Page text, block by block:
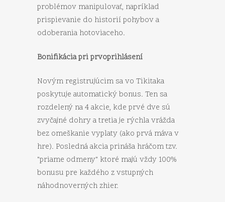
problémov manipulovať, napríklad
prispievanie do historií pohybov a
odoberania hotoviaceho.
Bonifikácia pri prvoprihlásení
Novým registrujúcim sa vo Tikitaka
poskytuje automatický bonus. Ten sa
rozdelený na 4 akcie, kde prvé dve sú
zvyčajné dohry a tretia je rýchla vrážda
bez omeškanie vyplaty (ako prvá máva v
hre). Posledná akcia prináša hráčom tzv.
"priame odmeny" ktoré majú vždy 100%
bonusu pre každého z vstupných
náhodnoverných zhier.